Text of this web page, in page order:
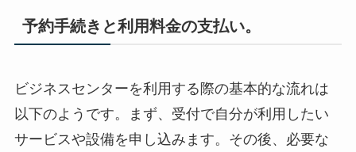
予約手続きと利用料金の支払い。
ビジネスセンターを利用する際の基本的な流れは
以下のようです。まず、受付で自分が利用したい
サービスや設備を申し込みます。その後、必要な